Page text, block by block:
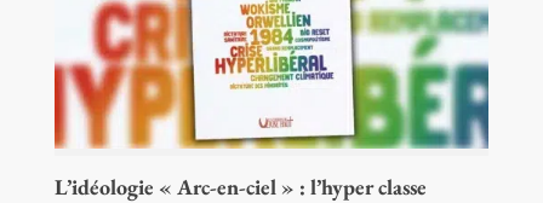
L’idéologie « Arc-en-ciel » : l’hyper classe